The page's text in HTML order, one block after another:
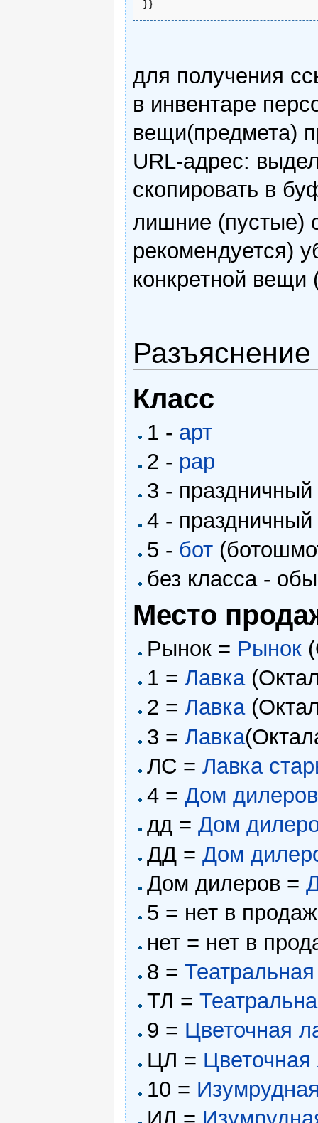
для получения
в инвентаре
вещи(предмета)
URL-адрес:
скопировать в
лишние (пустые)
рекомендуется)
конкретной
Класс
1 - арт
2 - рар
3 -
4 -
5 - бот
без класса -
Место
Рынок = Рынок
1 =Лавка
2 =Лавка
3 =Лавка
ЛС =Лавка
4 =Дом дилеров
дд =Дом
ДД =Дом
Дом дилеров =
5 = нет в
нет = нет в
8 =
ТЛ =
9 = Цветочная
ЦЛ = Цветочная
10 =